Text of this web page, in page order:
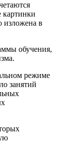
картинки
изложена в
обучения,
режиме
занятий